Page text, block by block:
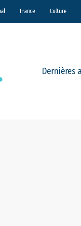
France Culture
Dernières